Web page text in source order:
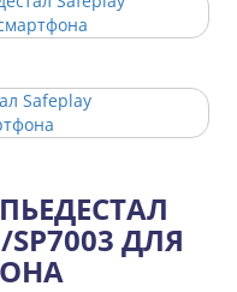
SP7003 ДЛЯ